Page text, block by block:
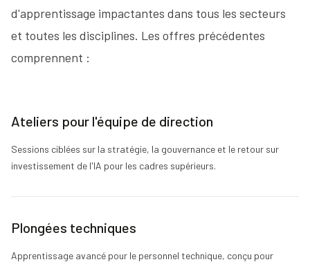
d'apprentissage impactantes dans tous les secteurs
et toutes les disciplines. Les offres précédentes
comprennent :
Ateliers pour l'équipe de direction
Sessions ciblées sur la stratégie, la gouvernance et le retour sur
investissement de l'IA pour les cadres supérieurs.
Plongées techniques
Apprentissage avancé pour le personnel technique, conçu pour